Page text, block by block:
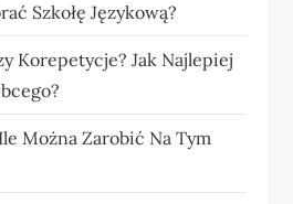
Szkołę Językową?
Korepetycje? Jak Najlepiej
Można Zarobić Na Tym